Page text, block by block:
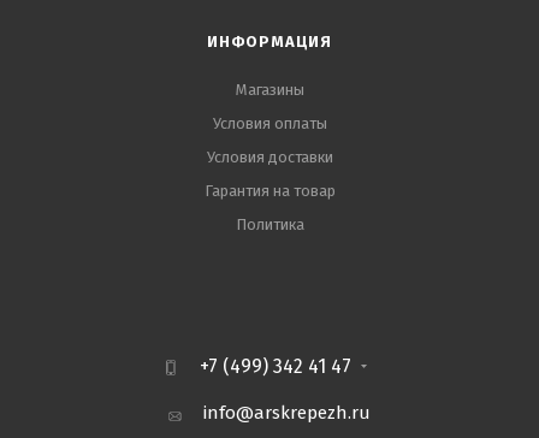
ИНФОРМАЦИЯ
Магазины
Условия оплаты
Условия доставки
Гарантия на товар
Политика
+7 (499) 342 41 47
info@arskrepezh.ru